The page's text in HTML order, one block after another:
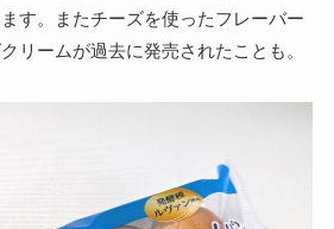
す。またチーズを使ったフレーバー
リームが過去に発売されたことも。